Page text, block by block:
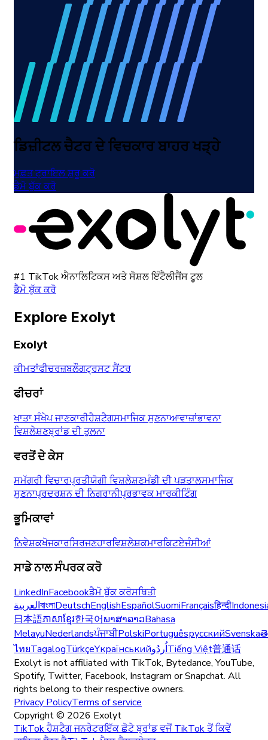
ਡਿਜ਼ੀਟਲ ਚੈਟਰ ਦੇ ਵਿਚਕਾਰ ਬਾਹਰ ਖੜ੍ਹੇ
ਮੁਫ਼ਤ ਟ੍ਰਾਇਲ ਸ਼ੁਰੂ ਕਰੋ
ਡੈਮੋ ਬੁੱਕ ਕਰੋ
#1 TikTok ਐਨਾਲਿਟਿਕਸ ਅਤੇ ਸੋਸ਼ਲ ਇੰਟੈਲੀਜੈਂਸ ਟੂਲ
ਡੈਮੋ ਬੁੱਕ ਕਰੋ
Explore Exolyt
Exolyt
ਕੀਮਤਾਂਫੀਚਰਜ਼ਬਲੌਗਟ੍ਰਸਟ ਸੈਂਟਰ
ਫੀਚਰਾਂ
ਖਾਤਾ ਸੰਖੇਪ ਜਾਣਕਾਰੀਹੈਸ਼ਟੈਗਸਮਾਜਿਕ ਸੁਣਨਾਆਵਾਜ਼ਾਂਭਾਵਨਾ
ਵਿਸ਼ਲੇਸ਼ਣਬ੍ਰਾਂਡ ਦੀ ਤੁਲਨਾ
ਵਰਤੋਂ ਦੇ ਕੇਸ
ਸਮੱਗਰੀ ਵਿਚਾਰਪ੍ਰਤੀਯੋਗੀ ਵਿਸ਼ਲੇਸ਼ਣਮੰਡੀ ਦੀ ਪੜਤਾਲਸਮਾਜਿਕ
ਸੁਣਨਾਪ੍ਰਦਰਸ਼ਨ ਦੀ ਨਿਗਰਾਨੀਪ੍ਰਭਾਵਕ ਮਾਰਕੀਟਿੰਗ
ਭੂਮਿਕਾਵਾਂ
ਨਿਵੇਸ਼ਕਖੋਜਕਾਰਸਿਰਜਣਹਾਰਵਿਸ਼ਲੇਸ਼ਕਮਾਰਕਿਟਏਜੰਸੀਆਂ
ਸਾਡੇ ਨਾਲ ਸੰਪਰਕ ਕਰੋ
LinkedInFacebookਡੈਮੋ ਬੁੱਕ ਕਰੋਸਥਿਤੀ
العربيةবাংলাDeutschEnglishEspañolSuomiFrançaisहिन्दी
日本語ភាសាខ្មែរ한국어ພາສາລາວBahasa
MelayuNederlandsਪੰਜਾਬੀPolskiPortuguêsрусскийSvenska
ไทยTagalogTürkçeYкраїнськийاُردُوTiếng Việt普通话
Exolyt is not affiliated with TikTok, Bytedance, YouTube,
Spotify, Twitter, Facebook, Instagram or Snapchat. All
rights belong to their respective owners.
Privacy PolicyTerms of service
Copyright © 2026 Exolyt
TikTok ਹੈਸ਼ਟੈਗ ਜਨਰੇਟਰਇੱਕ ਛੋਟੇ ਬ੍ਰਾਂਡ ਵਜੋਂ TikTok ਤੋਂ ਕਿਵੇਂ